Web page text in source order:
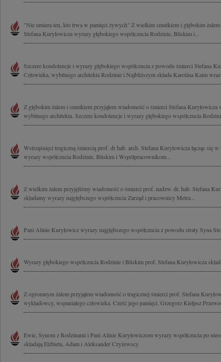
"Nie umiera ten, kto trwa w pamięci żywych" Z wielkim smutkiem i głębokim
Stefana Kuryłowicza wyrazy głębokiego współczucia Rodzinie, Bliskim i...
Szczere kondolencje i wyrazy głębokiego współczucia z powodu śmierci Stefana
Człowieka, wybitnego architekta Rodzinie i Najbliższym składa Karolina Kaim
Z głębokim żalem i smutkiem przyjąłem wiadomość o śmierci Stefana Kuryłowicza
wybitnego architekta. Szczere kondolencje i wyrazy głębokiego współczucia
Wstrząśnięci tragiczną śmiercią prof. dr hab. arch. Stefana Kuryłowicza łącząc się
wyrazy współczucia Rodzinie, Bliskim i Współpracownikom...
Z wielkim żalem przyjęliśmy wiadomość o śmierci prof. nadzw. dr. hab. Stefana
składamy wyrazy najgłębszego współczucia Zarząd i pracownicy Metra...
Pani Alinie Kuryłowicz wyrazy najgłębszego współczucia z powodu straty Syna
Wyrazy głębokiego współczucia Rodzinie i Bliskim prof. Stefana Kuryłowicza
Z ogromnym żalem przyjąłem wiadomość o tragicznej śmierci prof. Stefana
wykładowcy, wspaniałego człowieka. Cześć jego pamięci. Grzegorz Kiełpsz
Ewie, Synom z Rodzinami i Pani Alinie Kuryłowiczom wyrazy współczucia po
składają Elżbieta, Adam i Aleksander Czyżewscy